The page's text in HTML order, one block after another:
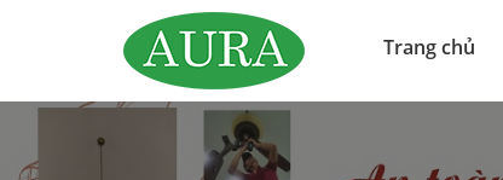
Trang chủ